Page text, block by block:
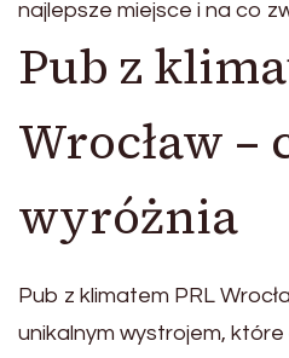
najlepsze miejsce i na co
Pub z
Wrocław –
wyróżnia
Pub z klimatem PRL
unikalnym wystrojem,